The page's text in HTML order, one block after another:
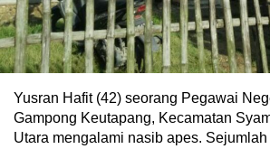
Yusran Hafit (42) seorang Pegawai
Gampong Keutapang, Kecamatan
Utara mengalami nasib apes.